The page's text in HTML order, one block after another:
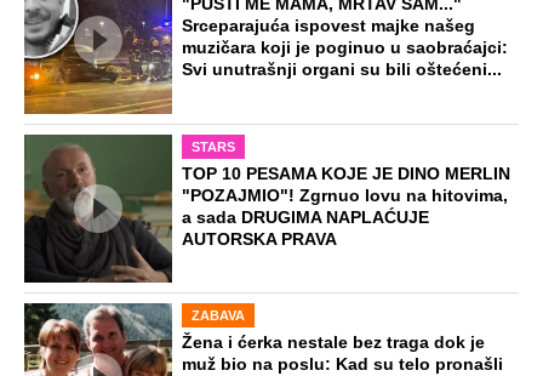
"PUSTI ME MAMA, MRTAV SAM..."
Srceparajuća ispovest majke našeg
muzičara koji je poginuo u saobraćajci:
Svi unutrašnji organi su bili oštećeni...
STARS
TOP 10 PESAMA KOJE JE DINO MERLIN
"POZAJMIO"! Zgrnuo lovu na hitovima,
a sada DRUGIMA NAPLAĆUJE
AUTORSKA PRAVA
ZABAVA
Žena i ćerka nestale bez traga dok je
muž bio na poslu: Kad su telo pronašli